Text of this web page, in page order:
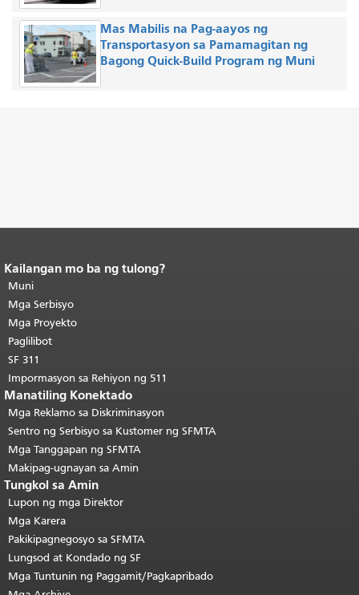
Mas Mabilis na Pag-aayos ng
Transportasyon sa Pamamagitan ng
Bagong Quick-Build Program ng Muni
Katapusan ng nilalaman ng
pahina.
pahinang ito ay nauulit sa bawat
pahina.Bumalik sa tuktok ng
pangunahing nilalaman
Kailangan mo ba ng tulong?
Muni
Mga Serbisyo
Mga Proyekto
Paglilibot
SF 311
Impormasyon sa Rehiyon ng 511
Manatiling Konektado
Mga Reklamo sa Diskriminasyon
Sentro ng Serbisyo sa Kustomer ng SFMTA
Mga Tanggapan ng SFMTA
Makipag-ugnayan sa Amin
Tungkol sa Amin
Lupon ng mga Direktor
Mga Karera
Pakikipagnegosyo sa SFMTA
Lungsod at Kondado ng SF
Mga Tuntunin ng Paggamit/Pagkapribado